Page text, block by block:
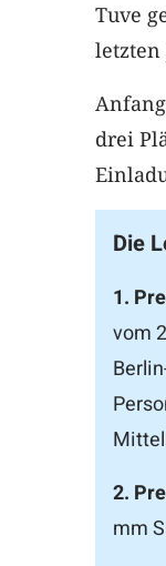
Tuve
letzten
drei
Die
1.
vom
2.
mm